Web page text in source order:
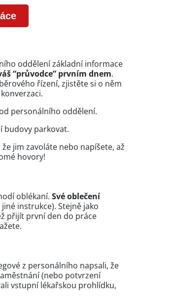
oddělení základní informace
“průvodce” prvním dnem.
řízení, zjistěte si o něm
personálního oddělení.
budovy parkovat.
jim zavoláte nebo napíšete, až
hovory!
oblékaní. Své oblečení
instrukce). Stejně jako
přijít první den do práce
z personálního napsali, že
(nebo potvrzení
vstupní lékařskou prohlídku,